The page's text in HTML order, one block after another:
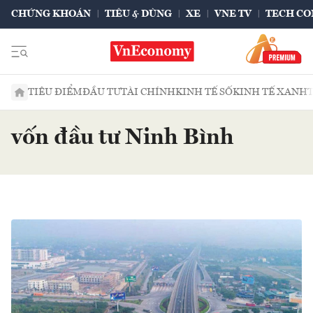
CHỨNG KHOÁN TIÊU & DÙNG XE VNE TV TECH
TIÊU ĐIỂMĐẦU TƯTÀI CHÍNHKINH TẾ SỐKINH TẾ XANH
vốn đầu tư Ninh Bình